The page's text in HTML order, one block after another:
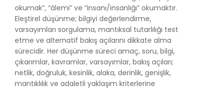
okumak”, “âlemi” ve “insanı/insanlığı” okumaktır.
Eleştirel düşünme; bilgiyi değerlendirme,
varsayımları sorgulama, mantıksal tutarlılığı test
etme ve alternatif bakış açılarını dikkate alma
sürecidir. Her düşünme süreci amaç, soru, bilgi,
çıkarımlar, kavramlar, varsayımlar, bakış açıları;
netlik, doğruluk, kesinlik, alaka, derinlik, genişlik,
mantıklılık ve adaletli yaklaşım kriterlerine